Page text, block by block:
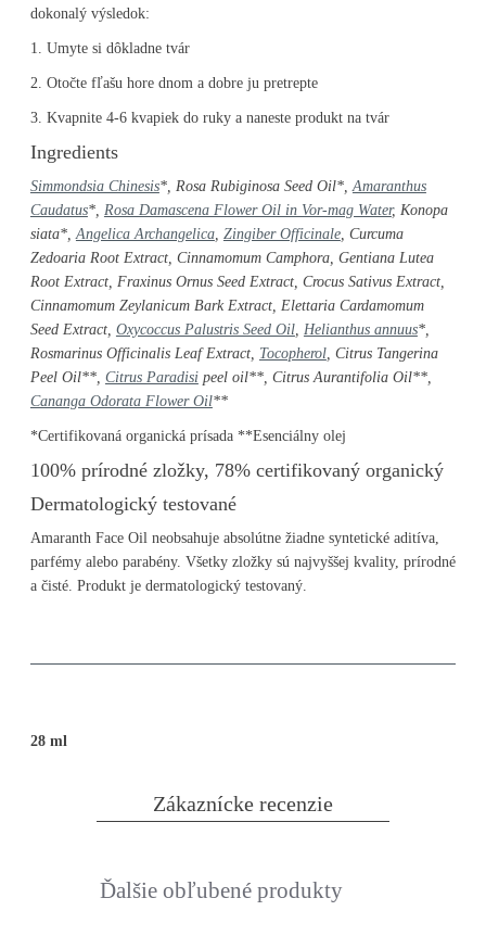
dokonalý výsledok:
1. Umyte si dôkladne tvár
2. Otočte fľašu hore dnom a dobre ju pretrepte
3. Kvapnite 4-6 kvapiek do ruky a naneste produkt na tvár
Ingredients
Simmondsia Chinesis*, Rosa Rubiginosa Seed Oil*, Amaranthus
Caudatus*, Rosa Damascena Flower Oil in Vor-mag Water, Konopa
siata*, Angelica Archangelica, Zingiber Officinale, Curcuma
Zedoaria Root Extract, Cinnamomum Camphora, Gentiana Lutea
Root Extract, Fraxinus Ornus Seed Extract, Crocus Sativus Extract,
Cinnamomum Zeylanicum Bark Extract, Elettaria Cardamomum
Seed Extract, Oxycoccus Palustris Seed Oil, Helianthus annuus*,
Rosmarinus Officinalis Leaf Extract, Tocopherol, Citrus Tangerina
Peel Oil**, Citrus Paradisipeel oil**, Citrus Aurantifolia Oil**,
Cananga Odorata Flower Oil**
*Certifikovaná organická prísada **Esenciálny olej
100% prírodné zložky, 78% certifikovaný organický
Dermatologický testované
Amaranth Face Oil neobsahuje absolútne žiadne syntetické aditíva,
parfémy alebo parabény. Všetky zložky sú najvyššej kvality, prírodné
a čisté. Produkt je dermatologický testovaný.
28 ml
Zákaznícke recenzie
Slideshow
Ďalšie obľubené produkty